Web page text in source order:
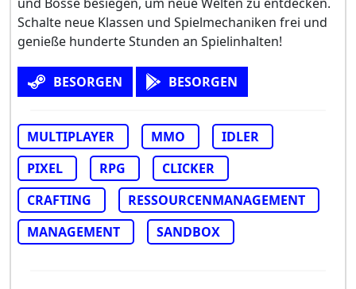
Schalte neue Klassen und Spielmechaniken frei und
genieße hunderte Stunden an Spielinhalten!
BESORGEN BESORGEN
MULTIPLAYER MMO
IDLER
PIXEL
RPG
CLICKER
CRAFTING
RESSOURCENMANAGEMENT
MANAGEMENT
SANDBOX